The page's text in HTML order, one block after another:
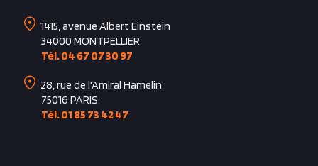
34000
MONTPELLIER
Tél. 04 67 07 30 97
28, rue de l'Amiral Hamelin
75016
PARIS
Tél. 01 85 73 42 47